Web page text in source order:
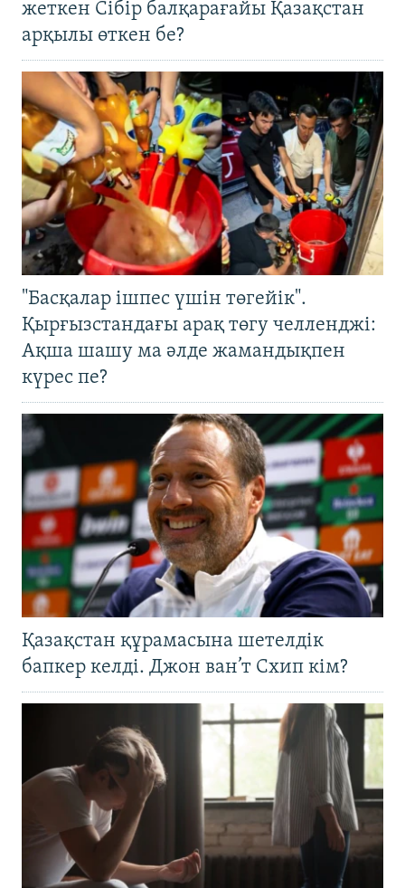
жеткен Сібір балқарағайы Қазақстан
арқылы өткен бе?
"Басқалар ішпес үшін төгейік".
Қырғызстандағы арақ төгу челленджі:
Ақша шашу ма әлде жамандықпен
күрес пе?
Қазақстан құрамасына шетелдік
бапкер келді. Джон ван’т Схип кім?